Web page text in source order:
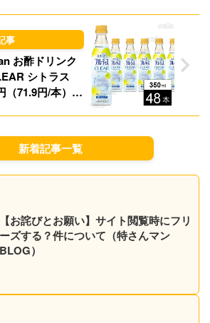
お酢ドリンク
シトラス
（71.9円/本）送
新着記事一覧
【お詫びとお願い】サイト閲覧時にフリ
ーズする？件について（特さんマン
BLOG）